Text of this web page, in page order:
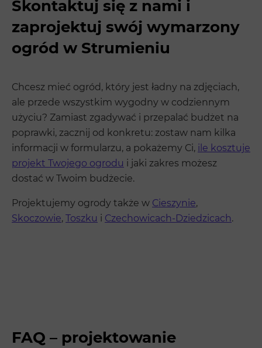
Skontaktuj się z nami i
zaprojektuj swój wymarzony
ogród w Strumieniu
Chcesz mieć ogród, który jest ładny na zdjęciach,
ale przede wszystkim wygodny w codziennym
użyciu? Zamiast zgadywać i przepalać budżet na
poprawki, zacznij od konkretu: zostaw nam kilka
informacji w formularzu, a pokażemy Ci, ile kosztuje
projekt Twojego ogrodu i jaki zakres możesz
dostać w Twoim budżecie.
Projektujemy ogrody także w Cieszynie,
Skoczowie, Toszku i Czechowicach-Dziedzicach.
FAQ – projektowanie